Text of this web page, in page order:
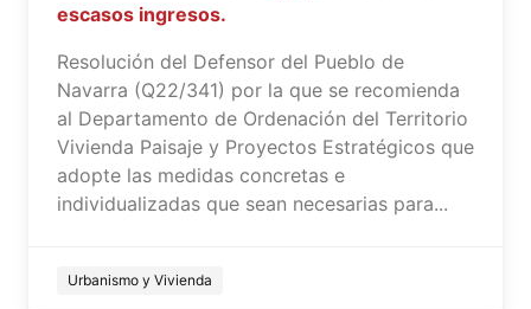
escasos ingresos.
Resolución del Defensor del Pueblo de
Navarra (Q22/341) por la que se recomienda
al Departamento de Ordenación del Territorio
Vivienda Paisaje y Proyectos Estratégicos que
adopte las medidas concretas e
individualizadas que sean necesarias para...
Urbanismo y Vivienda